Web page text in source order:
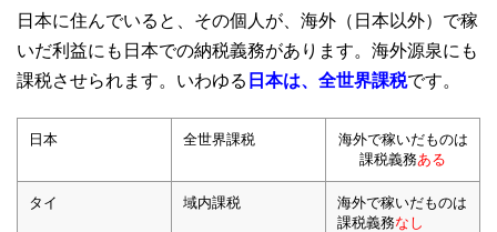
日本に住んでいると、その個人が、海外（日本以外）で稼
いだ利益にも日本での納税義務があります。海外源泉にも
課税させられます。いわゆる 日本は、全世界課税です。
日本 全世界課税
海外で稼いだものは
課税義務ある
タイ 域内課税
海外で稼いだものは
課税義務なし